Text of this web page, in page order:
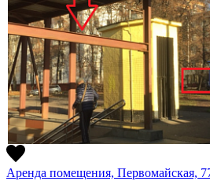
Аренда помещения, Первомайская,